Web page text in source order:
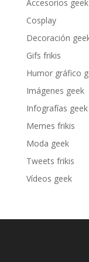
Accesorios geek
Cosplay
Decoración
Gifs frikis
Humor gráfico
Imágenes geek
Infografías geek
Memes frikis
Moda geek
Tweets frikis
Vídeos geek